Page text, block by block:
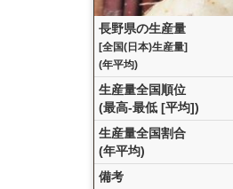
長野県の生産量
[全国(日本)生産量]
(年平均)
生産量全国順位
(最高-最低 [平均])
生産量全国割合
(年平均)
備考